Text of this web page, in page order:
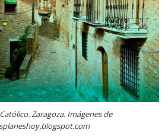
Zaragoza. Imágenes de